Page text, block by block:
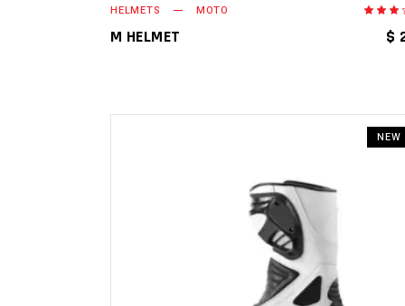
HELMETS MOTO
de
5
M HELMET $
NEW
AÑADIR AL CARRITO